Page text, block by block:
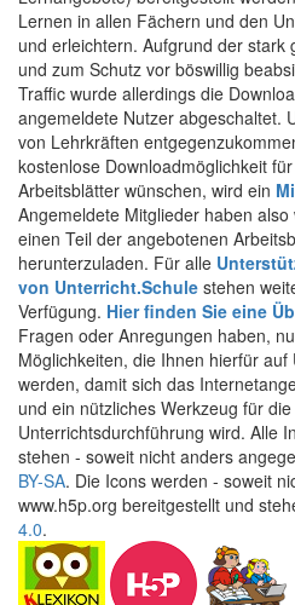
Lernen in allen Fächern und den
und erleichtern. Aufgrund der stark
und zum Schutz vor böswillig
Traffic wurde allerdings die
angemeldete Nutzer abgeschaltet.
von Lehrkräften
kostenlose Downloadmöglichkeit
Arbeitsblätter wünschen, wird ein
Angemeldete Mitglieder haben
einen Teil der angebotenen
herunterzuladen. Für alle
von Unterricht.Schule stehen
Verfügung. Hier finden Sie eine
Fragen oder Anregungen haben,
Möglichkeiten, die Ihnen hierfür
werden, damit sich das
und ein nützliches Werkzeug für
Unterrichtsdurchführung wird. Alle
stehen - soweit nicht anders
BY-SA. Die Icons werden - soweit
www.h5p.org bereitgestellt und
4.0.